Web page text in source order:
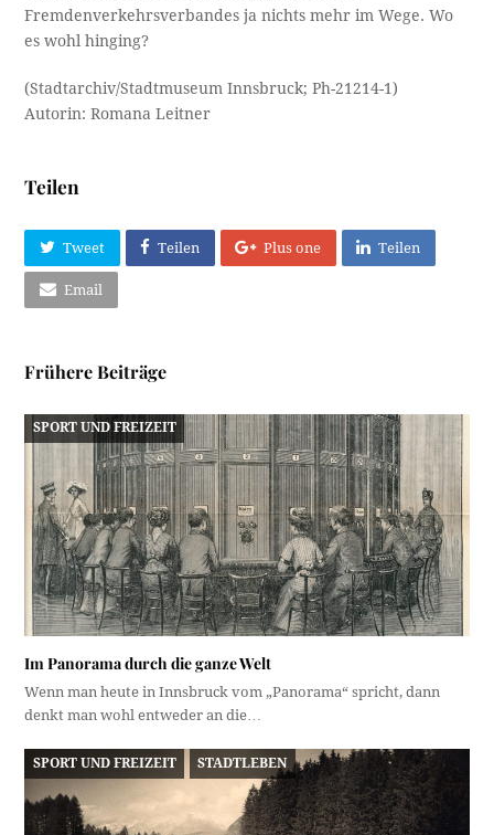
Fremdenverkehrsverbandes ja nichts mehr im Wege. Wo
es wohl hinging?
(Stadtarchiv/Stadtmuseum Innsbruck; Ph-21214-1)
Autorin: Romana Leitner
Teilen
Tweet Teilen Plus one Teilen
Email
Frühere Beiträge
SPORT UND FREIZEIT
Im Panorama durch die ganze Welt
Wenn man heute in Innsbruck vom „Panorama“ spricht, dann
denkt man wohl entweder an die…
SPORT UND FREIZEIT STADTLEBEN